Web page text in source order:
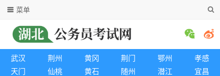
菜单
武汉 荆州 黄冈 荆门 鄂州
孝感
天门
仙桃 黄石 随州 潜江
宜昌